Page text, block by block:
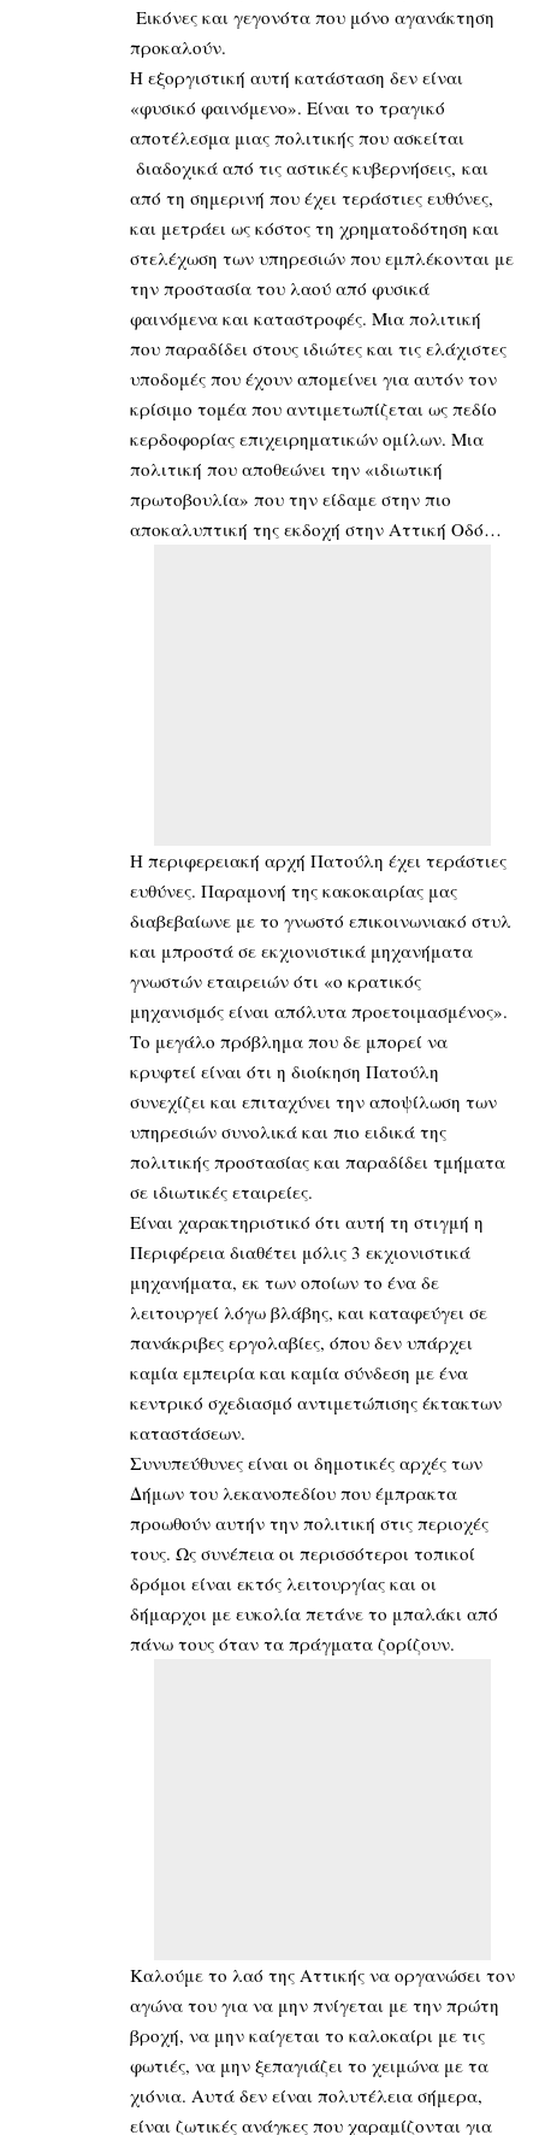
Εικόνες και γεγονότα που μόνο αγανάκτηση
προκαλούν.
Η εξοργιστική αυτή κατάσταση δεν είναι
«φυσικό φαινόμενο». Είναι το τραγικό
αποτέλεσμα μιας πολιτικής που ασκείται
διαδοχικά από τις αστικές κυβερνήσεις, και
από τη σημερινή που έχει τεράστιες ευθύνες,
και μετράει ως κόστος τη χρηματοδότηση και
στελέχωση των υπηρεσιών που εμπλέκονται με
την προστασία του λαού από φυσικά
φαινόμενα και καταστροφές. Μια πολιτική
που παραδίδει στους ιδιώτες και τις ελάχιστες
υποδομές που έχουν απομείνει για αυτόν τον
κρίσιμο τομέα που αντιμετωπίζεται ως πεδίο
κερδοφορίας επιχειρηματικών ομίλων. Μια
πολιτική που αποθεώνει την «ιδιωτική
πρωτοβουλία» που την είδαμε στην πιο
αποκαλυπτική της εκδοχή στην Αττική Οδό…
Η περιφερειακή αρχή Πατούλη έχει τεράστιες
ευθύνες. Παραμονή της κακοκαιρίας μας
διαβεβαίωνε με το γνωστό επικοινωνιακό στυλ
και μπροστά σε εκχιονιστικά μηχανήματα
γνωστών εταιρειών ότι «ο κρατικός
μηχανισμός είναι απόλυτα προετοιμασμένος».
Το μεγάλο πρόβλημα που δε μπορεί να
κρυφτεί είναι ότι η διοίκηση Πατούλη
συνεχίζει και επιταχύνει την αποψίλωση των
υπηρεσιών συνολικά και πιο ειδικά της
πολιτικής προστασίας και παραδίδει τμήματα
σε ιδιωτικές εταιρείες.
Είναι χαρακτηριστικό ότι αυτή τη στιγμή η
Περιφέρεια διαθέτει μόλις 3 εκχιονιστικά
μηχανήματα, εκ των οποίων το ένα δε
λειτουργεί λόγω βλάβης, και καταφεύγει σε
πανάκριβες εργολαβίες, όπου δεν υπάρχει
καμία εμπειρία και καμία σύνδεση με ένα
κεντρικό σχεδιασμό αντιμετώπισης έκτακτων
καταστάσεων.
Συνυπεύθυνες είναι οι δημοτικές αρχές των
Δήμων του λεκανοπεδίου που έμπρακτα
προωθούν αυτήν την πολιτική στις περιοχές
τους. Ως συνέπεια οι περισσότεροι τοπικοί
δρόμοι είναι εκτός λειτουργίας και οι
δήμαρχοι με ευκολία πετάνε το μπαλάκι από
πάνω τους όταν τα πράγματα ζορίζουν.
Καλούμε το λαό της Αττικής να οργανώσει τον
αγώνα του για να μην πνίγεται με την πρώτη
βροχή, να μην καίγεται το καλοκαίρι με τις
φωτιές, να μην ξεπαγιάζει το χειμώνα με τα
χιόνια. Αυτά δεν είναι πολυτέλεια σήμερα,
είναι ζωτικές ανάγκες που χαραμίζονται για